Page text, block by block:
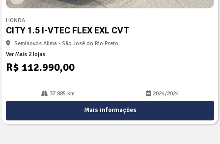
Co
arti
lhe
HONDA
CITY 1.5 I-VTEC FLEX EXL CVT
Seminovos Allma - São José do Rio Preto
Ver Mais 2 lojas
R$ 112.990,00
37.885 km 2024/2024
Mais informações